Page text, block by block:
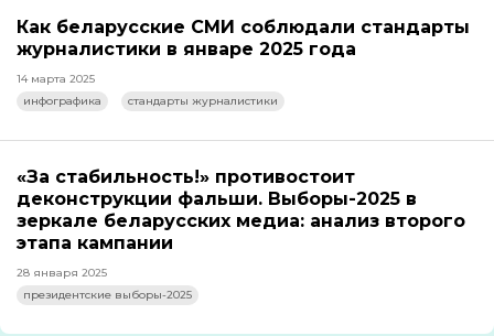
Как беларусские СМИ соблюдали стандарты
журналистики в январе 2025 года
14 марта 2025
инфографика
стандарты журналистики
«За стабильность!» противостоит
деконструкции фальши. Выборы-2025 в
зеркале беларусских медиа: анализ второго
этапа кампании
28 января 2025
президентские выборы-2025